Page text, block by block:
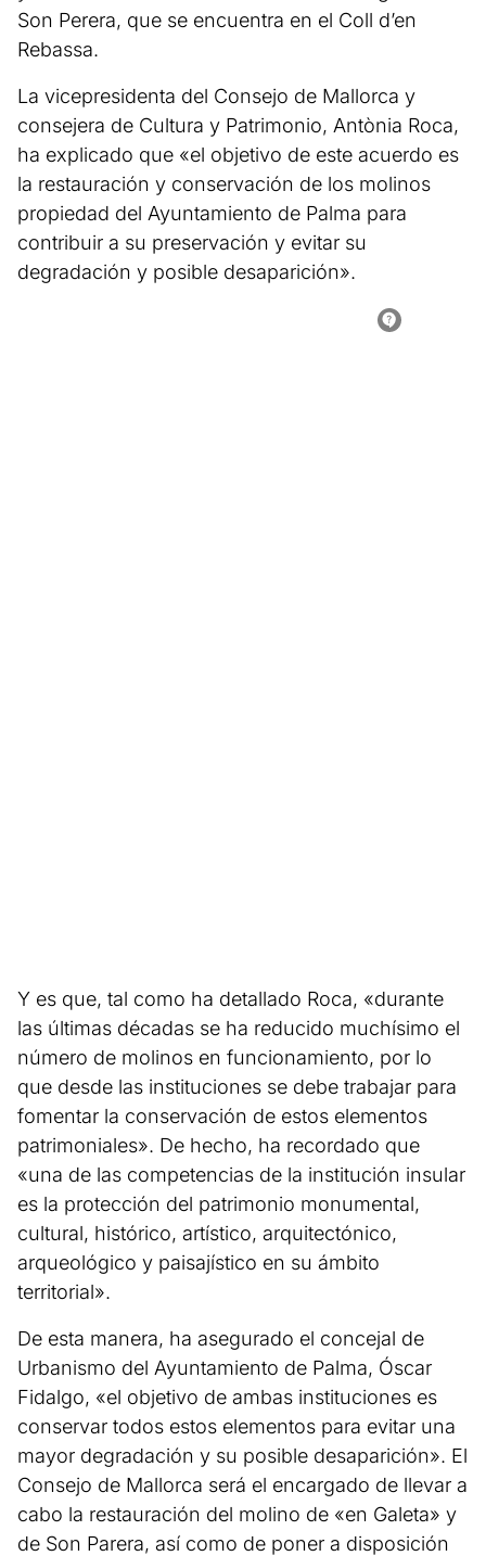
Son Perera, que se encuentra en el Coll d’en
Rebassa.
La vicepresidenta del Consejo de Mallorca y
consejera de Cultura y Patrimonio, Antònia Roca,
ha explicado que «el objetivo de este acuerdo es
la restauración y conservación de los molinos
propiedad del Ayuntamiento de Palma para
contribuir a su preservación y evitar su
degradación y posible desaparición».
Y es que, tal como ha detallado Roca, «durante
las últimas décadas se ha reducido muchísimo el
número de molinos en funcionamiento, por lo
que desde las instituciones se debe trabajar para
fomentar la conservación de estos elementos
patrimoniales». De hecho, ha recordado que
«una de las competencias de la institución insular
es la protección del patrimonio monumental,
cultural, histórico, artístico, arquitectónico,
arqueológico y paisajístico en su ámbito
territorial».
De esta manera, ha asegurado el concejal de
Urbanismo del Ayuntamiento de Palma, Óscar
Fidalgo, «el objetivo de ambas instituciones es
conservar todos estos elementos para evitar una
mayor degradación y su posible desaparición». El
Consejo de Mallorca será el encargado de llevar a
cabo la restauración del molino de «en Galeta» y
de Son Parera, así como de poner a disposición